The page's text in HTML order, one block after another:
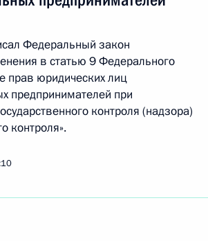
Федеральный закон
в статью 9 Федерального
прав юридических лиц
предпринимателей при
контроля (надзора)
контроля».